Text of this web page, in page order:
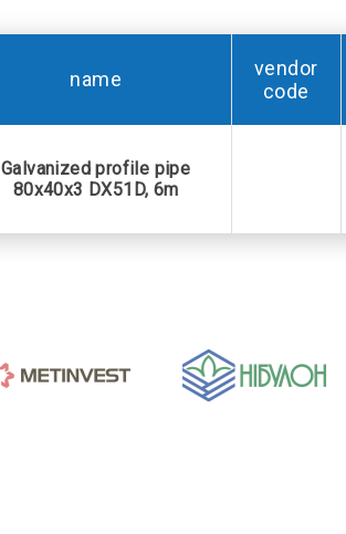
name
vendor
code
Galvanized profile pipe
80x40x3 DX51D, 6m